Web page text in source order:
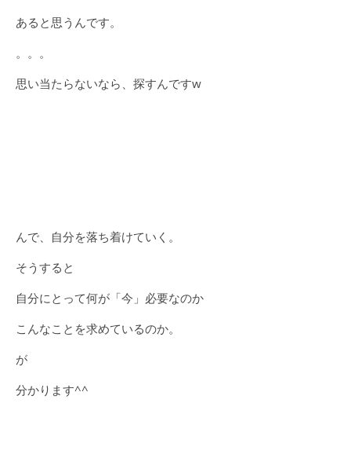
あると思うんです。
。。。
思い当たらないなら、探すんですw
んで、自分を落ち着けていく。
そうすると
自分にとって何が「今」必要なのか
こんなことを求めているのか。
が
分かります^^